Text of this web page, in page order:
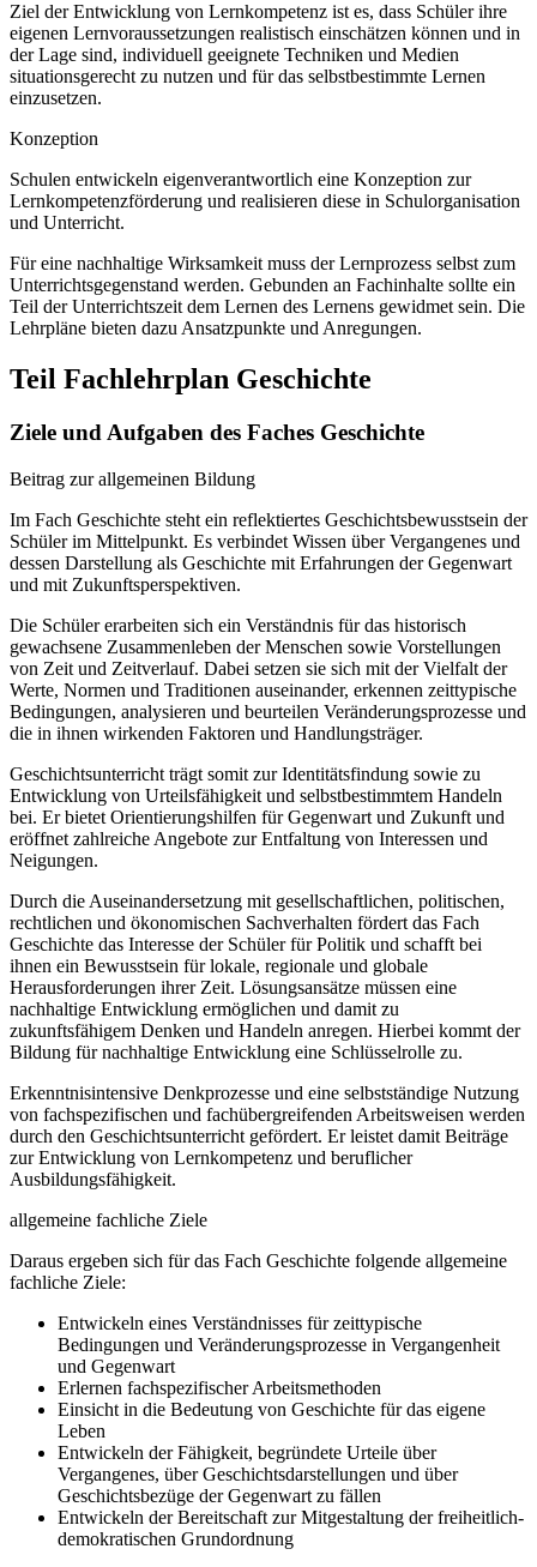
Ziel der Entwicklung von Lernkompetenz ist es, dass Schüler ihre
eigenen Lernvoraussetzungen realistisch einschätzen können und in
der Lage sind, individuell geeignete Techniken und Medien
situationsgerecht zu nutzen und für das selbstbestimmte Lernen
einzusetzen.
Konzeption
Schulen entwickeln eigenverantwortlich eine Konzeption zur
Lernkompetenzförderung und realisieren diese in Schulorganisation
und Unterricht.
Für eine nachhaltige Wirksamkeit muss der Lernprozess selbst zum
Unterrichtsgegenstand werden. Gebunden an Fachinhalte sollte ein
Teil der Unterrichtszeit dem Lernen des Lernens gewidmet sein. Die
Lehrpläne bieten dazu Ansatzpunkte und Anregungen.
Teil Fachlehrplan Geschichte
Ziele und Aufgaben des Faches Geschichte
Beitrag zur allgemeinen Bildung
Im Fach Geschichte steht ein reflektiertes Geschichtsbewusstsein der
Schüler im Mittelpunkt. Es verbindet Wissen über Vergangenes und
dessen Darstellung als Geschichte mit Erfahrungen der Gegenwart
und mit Zukunftsperspektiven.
Die Schüler erarbeiten sich ein Verständnis für das historisch
gewachsene Zusammenleben der Menschen sowie Vorstellungen
von Zeit und Zeitverlauf. Dabei setzen sie sich mit der Vielfalt der
Werte, Normen und Traditionen auseinander, erkennen zeittypische
Bedingungen, analysieren und beurteilen Veränderungsprozesse und
die in ihnen wirkenden Faktoren und Handlungsträger.
Geschichtsunterricht trägt somit zur Identitätsfindung sowie zu
Entwicklung von Urteilsfähigkeit und selbstbestimmtem Handeln
bei. Er bietet Orientierungshilfen für Gegenwart und Zukunft und
eröffnet zahlreiche Angebote zur Entfaltung von Interessen und
Neigungen.
Durch die Auseinandersetzung mit gesellschaftlichen, politischen,
rechtlichen und ökonomischen Sachverhalten fördert das Fach
Geschichte das Interesse der Schüler für Politik und schafft bei
ihnen ein Bewusstsein für lokale, regionale und globale
Herausforderungen ihrer Zeit. Lösungsansätze müssen eine
nachhaltige Entwicklung ermöglichen und damit zu
zukunftsfähigem Denken und Handeln anregen. Hierbei kommt der
Bildung für nachhaltige Entwicklung eine Schlüsselrolle zu.
Erkenntnisintensive Denkprozesse und eine selbstständige Nutzung
von fachspezifischen und fachübergreifenden Arbeitsweisen werden
durch den Geschichtsunterricht gefördert. Er leistet damit Beiträge
zur Entwicklung von Lernkompetenz und beruflicher
Ausbildungsfähigkeit.
allgemeine fachliche Ziele
Daraus ergeben sich für das Fach Geschichte folgende allgemeine
fachliche Ziele:
Entwickeln eines Verständnisses für zeittypische
Bedingungen und Veränderungsprozesse in Vergangenheit
und Gegenwart
Erlernen fachspezifischer Arbeitsmethoden
Einsicht in die Bedeutung von Geschichte für das eigene
Leben
Entwickeln der Fähigkeit, begründete Urteile über
Vergangenes, über Geschichtsdarstellungen und über
Geschichtsbezüge der Gegenwart zu fällen
Entwickeln der Bereitschaft zur Mitgestaltung der freiheitlich-
demokratischen Grundordnung